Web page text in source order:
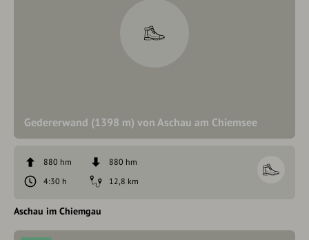
Gedererwand (1398 m) von Aschau am Chiemsee
880 hm
880 hm
4:30 h
12,8 km
Aschau im Chiemgau